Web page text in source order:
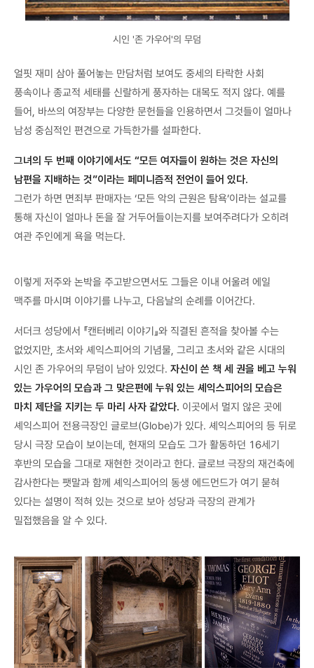
시인 '존 가우어'의 무덤
얼핏 재미 삼아 풀어놓는 만담처럼 보여도 중세의 타락한 사회
풍속이나 종교적 세태를 신랄하게 풍자하는 대목도 적지 않다. 예를
들어, 바쓰의 여장부는 다양한 문헌들을 인용하면서 그것들이 얼마나
남성 중심적인 편견으로 가득한가를 설파한다.
그녀의 두 번째 이야기에서도 “모든 여자들이 원하는 것은 자신의
남편을 지배하는 것”이라는 페미니즘적 전언이 들어 있다.
그런가 하면 면죄부 판매자는 ‘모든 악의 근원은 탐욕’이라는 설교를
통해 자신이 얼마나 돈을 잘 거두어들이는지를 보여주려다가 오히려
여관 주인에게 욕을 먹는다.
이렇게 저주와 논박을 주고받으면서도 그들은 이내 어울려 에일
맥주를 마시며 이야기를 나누고, 다음날의 순례를 이어간다.
서더크 성당에서 『캔터베리 이야기』와 직결된 흔적을 찾아볼 수는
없었지만, 초서와 셰익스피어의 기념물, 그리고 초서와 같은 시대의
시인 존 가우어의 무덤이 남아 있었다. 자신이 쓴 책 세 권을 베고 누워
있는 가우어의 모습과 그 맞은편에 누워 있는 셰익스피어의 모습은
마치 제단을 지키는 두 마리 사자 같았다. 이곳에서 멀지 않은 곳에
셰익스피어 전용극장인 글로브(Globe)가 있다. 셰익스피어의 등 뒤로
당시 극장 모습이 보이는데, 현재의 모습도 그가 활동하던 16세기
후반의 모습을 그대로 재현한 것이라고 한다. 글로브 극장의 재건축에
감사한다는 팻말과 함께 셰익스피어의 동생 에드먼드가 여기 묻혀
있다는 설명이 적혀 있는 것으로 보아 성당과 극장의 관계가
밀접했음을 알 수 있다.